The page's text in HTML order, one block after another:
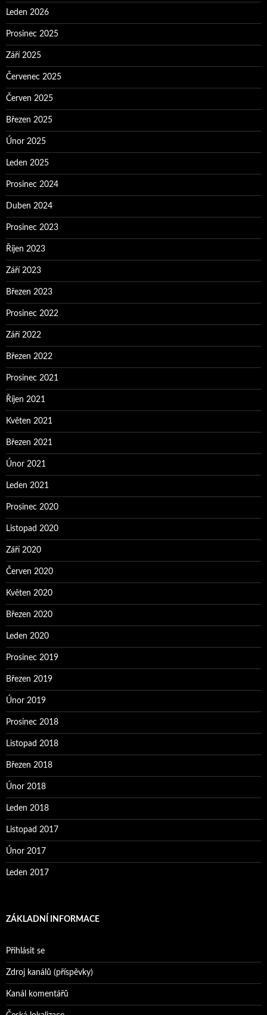
Leden 2026
Prosinec 2025
Září 2025
Červenec 2025
Červen 2025
Březen 2025
Únor 2025
Leden 2025
Prosinec 2024
Duben 2024
Prosinec 2023
Říjen 2023
Září 2023
Březen 2023
Prosinec 2022
Září 2022
Březen 2022
Prosinec 2021
Říjen 2021
Květen 2021
Březen 2021
Únor 2021
Leden 2021
Prosinec 2020
Listopad 2020
Září 2020
Červen 2020
Květen 2020
Březen 2020
Leden 2020
Prosinec 2019
Březen 2019
Únor 2019
Prosinec 2018
Listopad 2018
Březen 2018
Únor 2018
Leden 2018
Listopad 2017
Únor 2017
Leden 2017
ZÁKLADNÍ INFORMACE
Přihlásit se
Zdroj kanálů (příspěvky)
Kanál komentářů